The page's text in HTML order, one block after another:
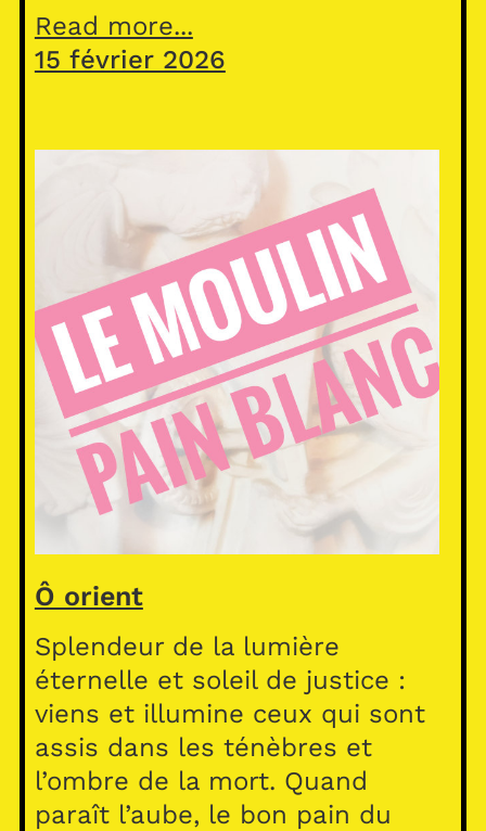
Read more...
15 février 2026
Ô orient
Splendeur de la lumière
éternelle et soleil de justice :
viens et illumine ceux qui sont
assis dans les ténèbres et
l’ombre de la mort. Quand
paraît l’aube, le bon pain du